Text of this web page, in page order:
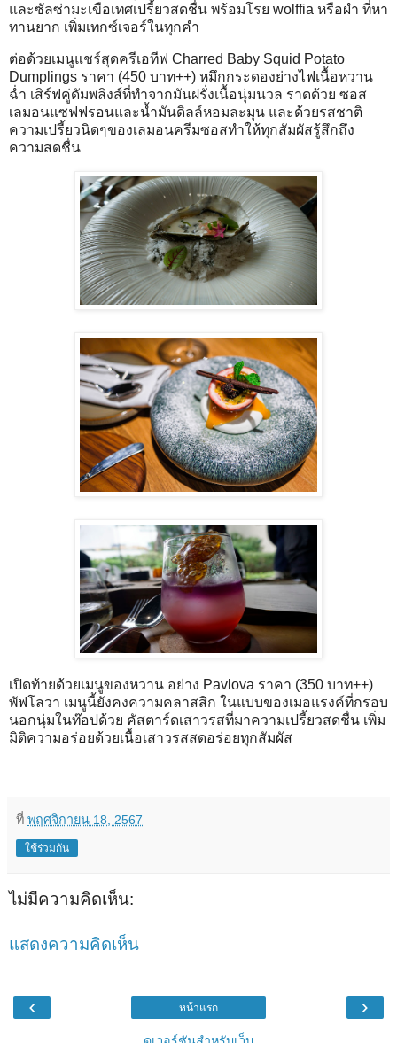
และซัลซ่ามะเขือเทศเปรี้ยวสดชื่น พร้อมโรย wolffia หรือผำ ที่หา
ทานยาก เพิ่มเทกซ์เจอร์ในทุกคำ
ต่อด้วยเมนูแชร์สุดครีเอทีฟ Charred Baby Squid Potato
Dumplings ราคา (450 บาท++) หมึกกระดองย่างไฟเนื้อหวาน
ฉ่ำ เสิร์ฟคู่ดัมพลิงส์ที่ทำจากมันฝรั่งเนื้อนุ่มนวล ราดด้วย ซอส
เลมอนแซฟฟรอนและน้ำมันดิลล์หอมละมุน และด้วยรสชาติ
ความเปรี้ยวนิดๆของเลมอนครีมซอสทำให้ทุกสัมผัสรู้สึกถึง
ความสดชื่น
เปิดท้ายด้วยเมนูของหวาน อย่าง Pavlova ราคา (350 บาท++)
พัฟโลวา เมนูนี้ยังคงความคลาสสิก ในแบบของเมอแรงค์ที่กรอบ
นอกนุ่มในท๊อปด้วย คัสตาร์ดเสาวรสที่มาความเปรี้ยวสดชื่น เพิ่ม
มิติความอร่อยด้วยเนื้อเสาวรสสดอร่อยทุกสัมผัส
ที่ พฤศจิกายน 18, 2567
ใช้ร่วมกัน
ไม่มีความคิดเห็น:
แสดงความคิดเห็น
‹ ›
หน้าแรก